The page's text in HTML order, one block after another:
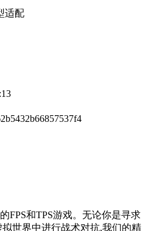
适配
FPS和TPS游戏。无论你是寻求
世界中进行战术对抗,我们的精